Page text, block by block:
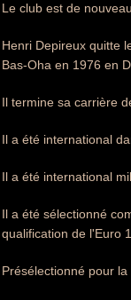
Le club est de
Henri Depireux quitte
Bas-Oha en 1976 en
Il termine sa carrière
Il a été international
Il a été international
Il a été sélectionné
qualification de l'Euro
Présélectionné pour